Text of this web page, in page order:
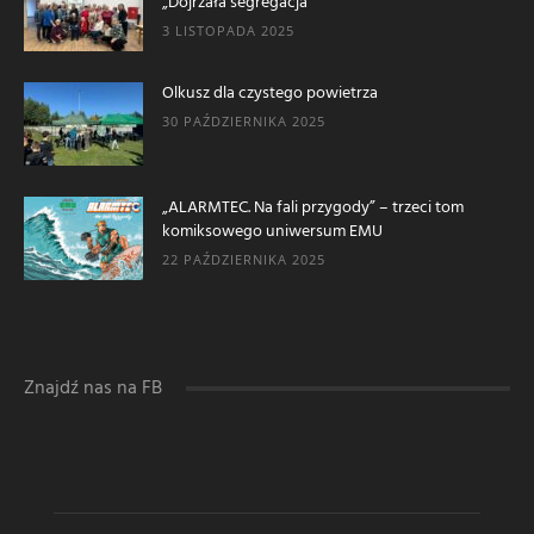
3 LISTOPADA 2025
Olkusz dla czystego powietrza
30 PAŹDZIERNIKA 2025
„ALARMTEC. Na fali przygody” – trzeci tom
komiksowego uniwersum EMU
22 PAŹDZIERNIKA 2025
Znajdź nas na FB